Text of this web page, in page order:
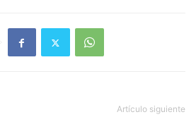
Artículo siguiente